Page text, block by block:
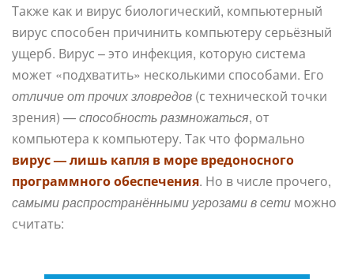
Также как и вирус биологический, компьютерный
вирус способен причинить компьютеру серьёзный
ущерб. Вирус – это инфекция, которую система
может «подхватить» несколькими способами. Его
отличие от прочих зловредов (с технической точки
зрения) —способность размножаться, от
компьютера к компьютеру. Так что формально
вирус — лишь капля в море вредоносного
программного обеспечения. Но в числе прочего,
самыми распространёнными угрозами в сети можно
считать: